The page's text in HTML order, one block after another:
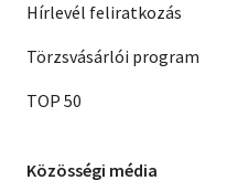
Hírlevél feliratkozás
Törzsvásárlói program
TOP 50
Közösségi média